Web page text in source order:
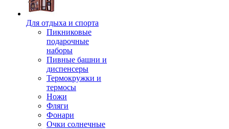
Для отдыха и спорта
Пикниковые
подарочные
наборы
Пивные башни и
диспенсеры
Термокружки и
термосы
Ножи
Фляги
Фонари
Очки солнечные